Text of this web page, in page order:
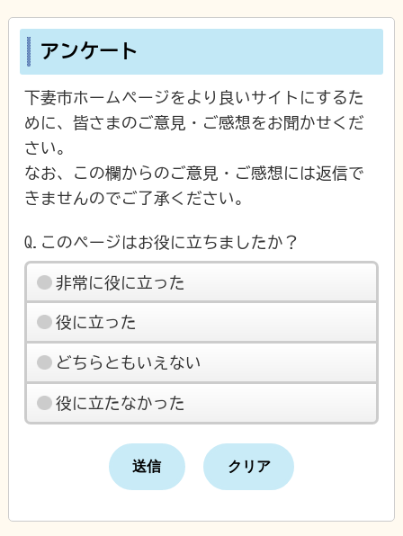
アンケート
下妻市ホームページをより良いサイトにするた
めに、皆さまのご意見・ご感想をお聞かせくだ
さい。
なお、この欄からのご意見・ご感想には返信で
きませんのでご了承ください。
Q.このページはお役に立ちましたか？
非常に役に立った
役に立った
どちらともいえない
役に立たなかった